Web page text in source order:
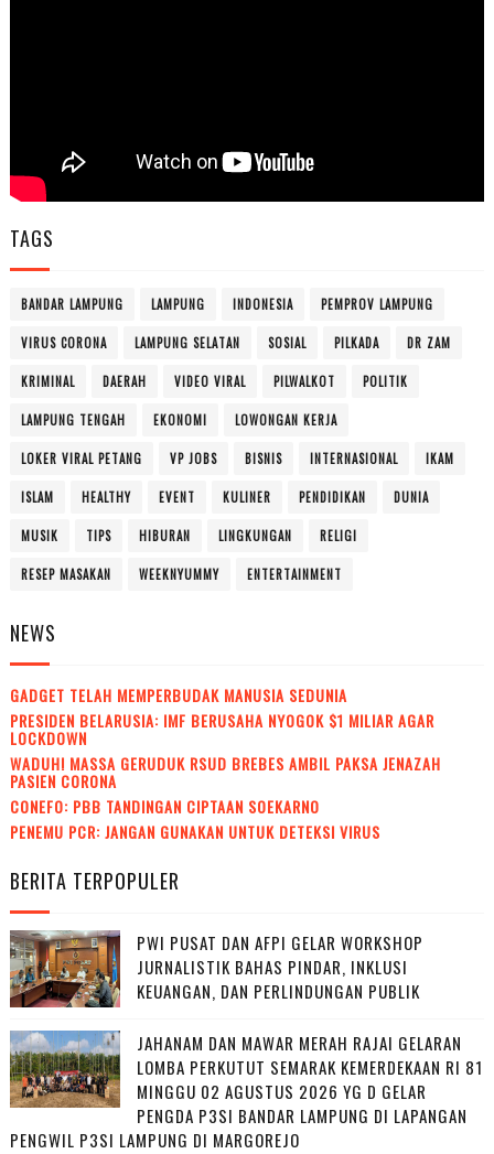
TAGS
BANDAR LAMPUNG LAMPUNG INDONESIA PEMPROV LAMPUNG
VIRUS CORONA LAMPUNG SELATAN SOSIAL PILKADA DR ZAM
KRIMINAL DAERAH VIDEO VIRAL PILWALKOT POLITIK
LAMPUNG TENGAH EKONOMI LOWONGAN KERJA
LOKER VIRAL PETANG VP JOBS BISNIS INTERNASIONAL IKAM
ISLAM HEALTHY EVENT KULINER PENDIDIKAN DUNIA
MUSIK TIPS HIBURAN LINGKUNGAN RELIGI
RESEP MASAKAN WEEKNYUMMY ENTERTAINMENT
NEWS
GADGET TELAH MEMPERBUDAK MANUSIA SEDUNIA
PRESIDEN BELARUSIA: IMF BERUSAHA NYOGOK $1 MILIAR AGAR
LOCKDOWN
WADUH! MASSA GERUDUK RSUD BREBES AMBIL PAKSA JENAZAH
PASIEN CORONA
CONEFO: PBB TANDINGAN CIPTAAN SOEKARNO
PENEMU PCR: JANGAN GUNAKAN UNTUK DETEKSI VIRUS
BERITA TERPOPULER
PWI PUSAT DAN AFPI GELAR WORKSHOP
JURNALISTIK BAHAS PINDAR, INKLUSI
KEUANGAN, DAN PERLINDUNGAN PUBLIK
JAHANAM DAN MAWAR MERAH RAJAI GELARAN
LOMBA PERKUTUT SEMARAK KEMERDEKAAN RI 81
MINGGU 02 AGUSTUS 2026 YG D GELAR
PENGDA P3SI BANDAR LAMPUNG DI LAPANGAN
PENGWIL P3SI LAMPUNG DI MARGOREJO